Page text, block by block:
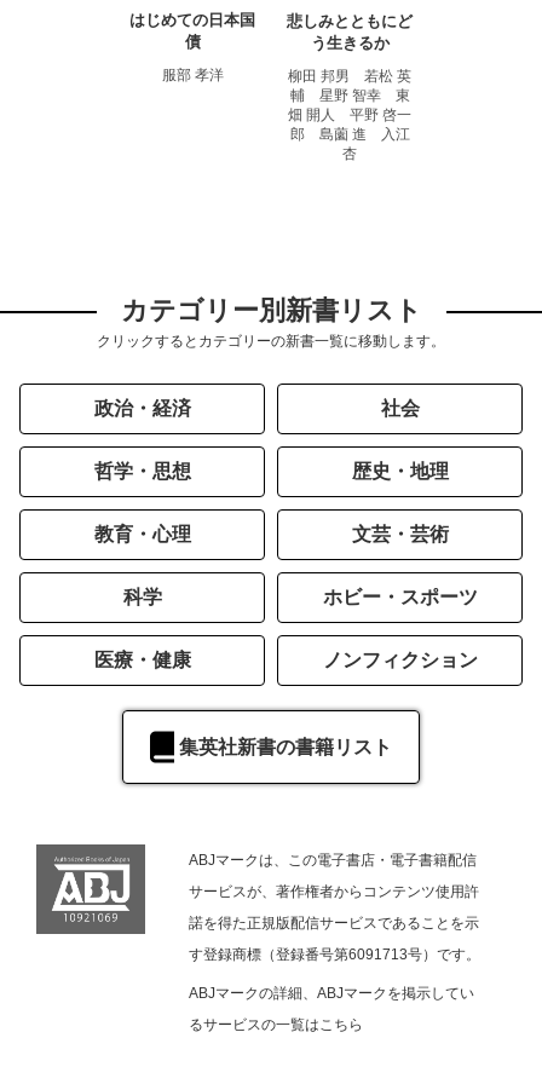
はじめての日本国
債
服部 孝洋
悲しみとともにど
う生きるか
柳田 邦男 若松 英
輔 星野 智幸 東
畑 開人 平野 啓一
郎 島薗 進 入江
杏
カテゴリー別新書リスト
クリックするとカテゴリーの新書一覧に移動します。
政治・経済 社会
哲学・思想 歴史・地理
教育・心理 文芸・芸術
科学 ホビー・スポーツ
医療・健康 ノンフィクション
集英社新書の書籍リスト
ABJマークは、この電子書店・電子書籍配信
サービスが、著作権者からコンテンツ使用許
諾を得た正規版配信サービスであることを示
す登録商標（登録番号第6091713号）です。
ABJマークの詳細、ABJマークを掲示してい
るサービスの一覧はこちら